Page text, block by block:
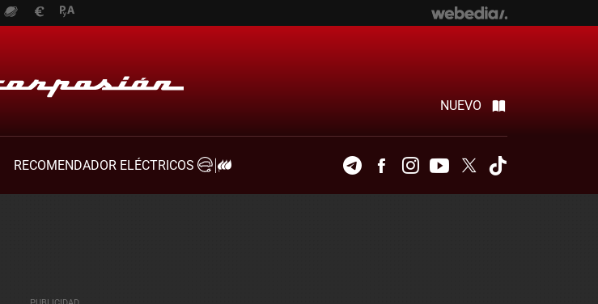
NUEVO
RECOMENDADOR ELÉCTRICOS
TelegramFacebookInstagramYoutubeTwitter